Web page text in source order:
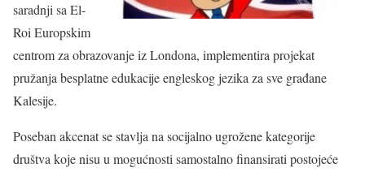
saradnji sa El-
Roi Europskim
centrom za obrazovanje iz Londona, implementira projekat
pružanja besplatne edukacije engleskog jezika za sve građane
Kalesije.
Poseban akcenat se stavlja na socijalno ugrožene kategorije
društva koje nisu u mogućnosti samostalno finansirati postojeće